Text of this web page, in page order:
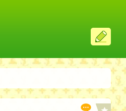
ス
レ
投